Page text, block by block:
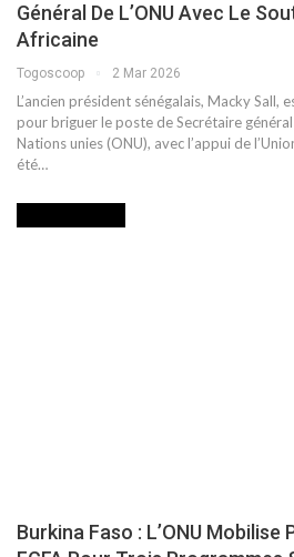
Général De L’ONU Avec Le
Africaine
Togoscoop 2 Mar 2026
L’ancien président sénégalais, Macky Sall,
pour briguer le poste de Secrétaire
Nations unies (ONU), avec l’appui de
été…
Burkina Faso : L’ONU Mobilise